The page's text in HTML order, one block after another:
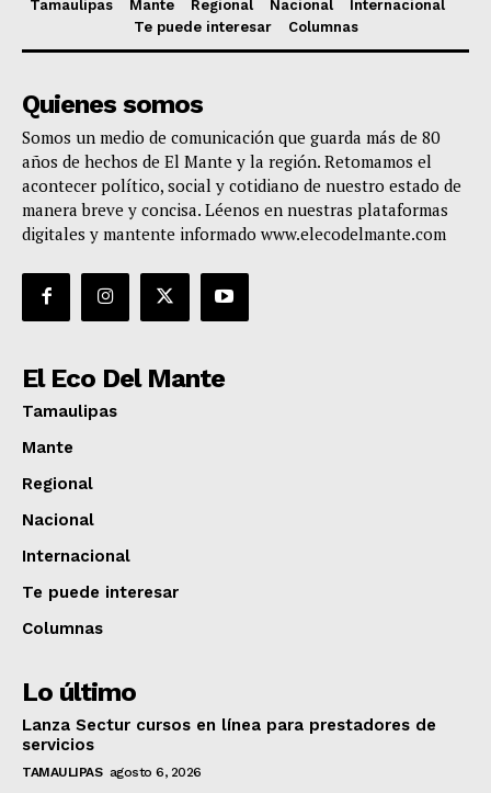
Tamaulipas Mante Regional Nacional
Internacional
Te puede interesar
Columnas
Quienes somos
Somos un medio de comunicación que guarda más de 80
años de hechos de El Mante y la región. Retomamos el
acontecer político, social y cotidiano de nuestro estado de
manera breve y concisa. Léenos en nuestras plataformas
digitales y mantente informado www.elecodelmante.com
El Eco Del Mante
Tamaulipas
Mante
Regional
Nacional
Internacional
Te puede interesar
Columnas
Lo último
Lanza Sectur cursos en línea para prestadores de
servicios
TAMAULIPAS agosto 6, 2026